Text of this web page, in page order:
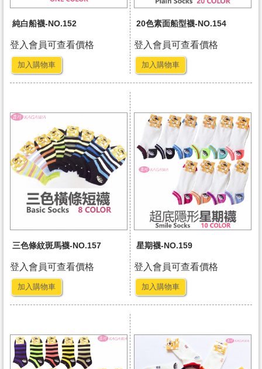
純白船襪-NO.152
登入會員可查看價格
加入購物車
20色素面船型襪-NO.154
登入會員可查看價格
加入購物車
三色條紋斑馬襪-NO.157
登入會員可查看價格
加入購物車
星期襪-NO.159
登入會員可查看價格
加入購物車